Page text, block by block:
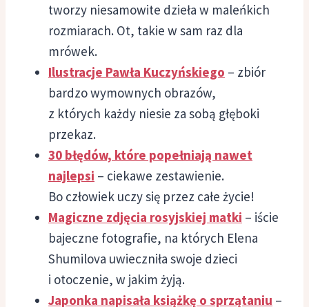
tworzy niesamowite dzieła w maleńkich
rozmiarach. Ot, takie w sam raz dla
mrówek.
Ilustracje Pawła Kuczyńskiego – zbiór
bardzo wymownych obrazów,
z których każdy niesie za sobą głęboki
przekaz.
30 błędów, które popełniają nawet
najlepsi – ciekawe zestawienie.
Bo człowiek uczy się przez całe życie!
Magiczne zdjęcia rosyjskiej matki – iście
bajeczne fotografie, na których Elena
Shumilova uwieczniła swoje dzieci
i otoczenie, w jakim żyją.
Japonka napisała książkę o sprzątaniu –